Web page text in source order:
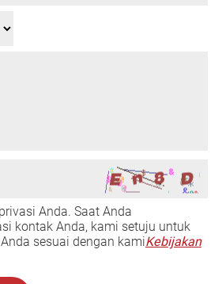
Anda. Saat Anda
kontak Anda, kami setuju untuk
sesuai dengan kamiKebijakan